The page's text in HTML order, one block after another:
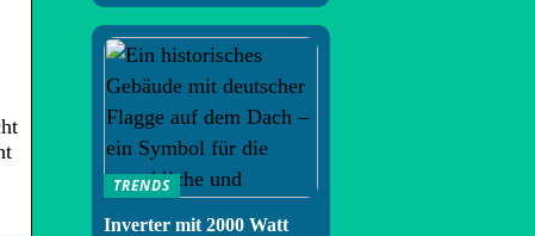
TRENDS
Inverter mit 2000 Watt